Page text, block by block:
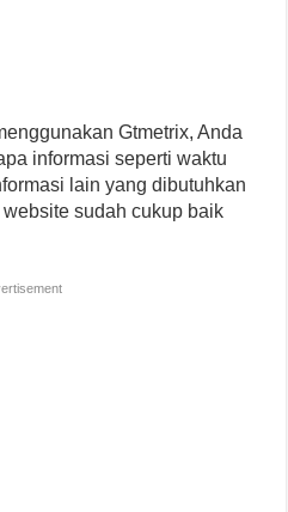
Gtmetrix, Anda
informasi seperti waktu
lain yang dibutuhkan
sudah cukup baik